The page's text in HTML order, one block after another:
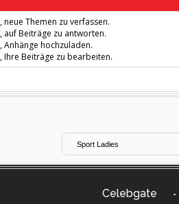
, neue Themen zu verfassen.
, auf Beiträge zu antworten.
, Anhänge hochzuladen.
, Ihre Beiträge zu bearbeiten.
Celebgate -